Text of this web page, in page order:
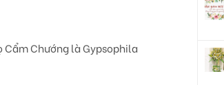
Chướng là Gypsophila